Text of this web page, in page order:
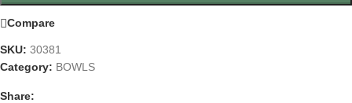
Compare
SKU: 30381
Category: BOWLS
Share: